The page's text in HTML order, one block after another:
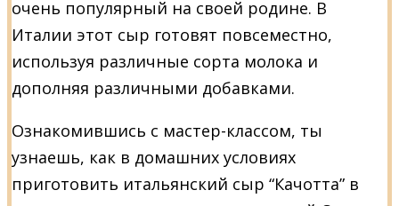
очень популярный на своей родине. В
Италии этот сыр готовят повсеместно,
используя различные сорта молока и
дополняя различными добавками.
Ознакомившись с мастер-классом, ты
узнаешь, как в домашних условиях
приготовить итальянский сыр “Качотта” в